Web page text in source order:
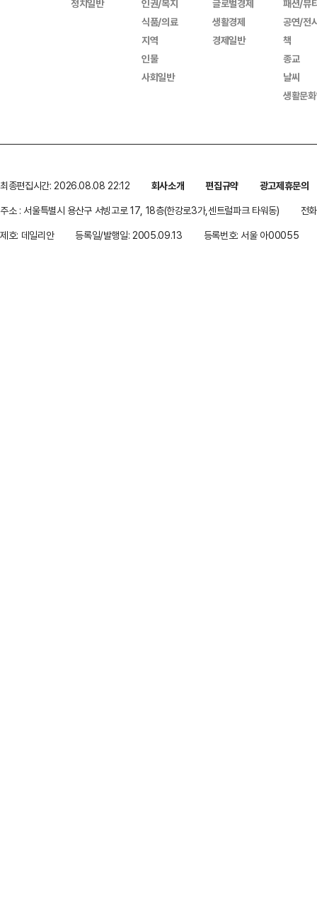
정치일반
인권/복지
식품/의료
지역
인물
사회일반
글로벌경제
생활경제
경제일반
패션/뷰
공연/전
책
종교
날씨
생활문
최종편집시간: 2026.08.08 22:12 회사소개 편집규약
광고제휴문의
주소 : 서울특별시 용산구 서빙고로 17, 18층(한강로3가,센트럴파크 타워동)
전
제호: 데일리안
등록일/발행일: 2005.09.13 등록번호: 서울 아00055